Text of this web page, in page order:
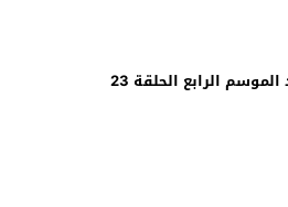
الرابع الحلقة 23